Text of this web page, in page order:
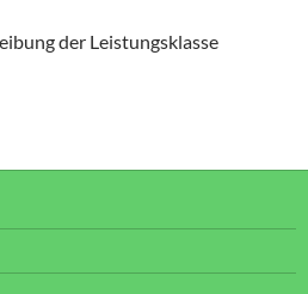
der Leistungsklasse